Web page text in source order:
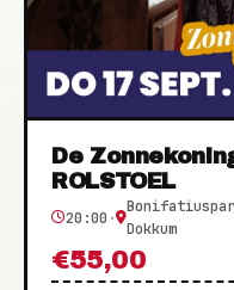
De
ROLSTOEL
20:00 ·
Dokkum
€55,00